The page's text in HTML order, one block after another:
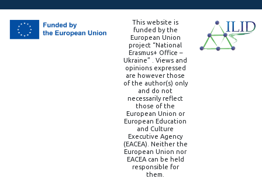
This website is
funded by the
European Union
project “National
Erasmus+ Office –
Ukraine” . Views and
opinions expressed
are however those
of the author(s) only
and do not
necessarily reflect
those of the
European Union or
European Education
and Culture
Executive Agency
(EACEA). Neither the
European Union nor
EACEA can be held
responsible for
them.